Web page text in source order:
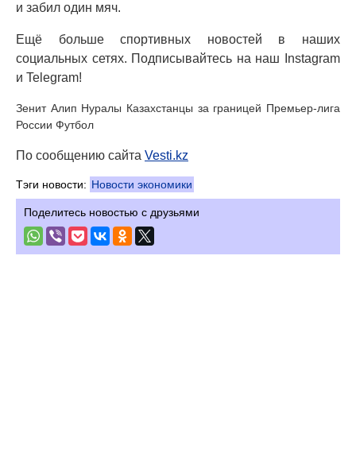
и забил один мяч.
Ещё больше спортивных новостей в наших
социальных сетях. Подписывайтесь на наш Instagram
и Telegram!
Зенит Алип Нуралы Казахстанцы за границей Премьер-лига
России Футбол
По сообщению сайта Vesti.kz
Тэги новости: Новости экономики
Поделитесь новостью с друзьями